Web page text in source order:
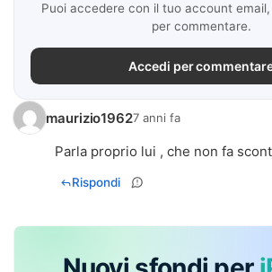
Puoi accedere con il tuo account email,
per commentare.
Accedi per
maurizio19627 anni fa
Parla proprio lui , che non fa
Rispondi